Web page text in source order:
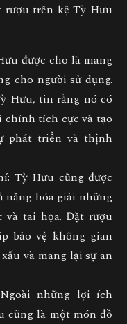
rượu trên kệ Tỳ Hưu
được cho là mang
cho người sử dụng.
Hưu, tin rằng nó có
chính tích cực và tạo
phát triển và thịnh
Tỳ Hưu cũng được
năng hóa giải những
và tai họa. Đặt rượu
bảo vệ không gian
và mang lại sự an
những lợi ích
cũng là một món đồ